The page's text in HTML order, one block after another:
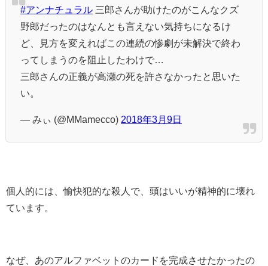
#アンナチュラル 三郎さんが助けたのがこんなクズ
野郎だったのはなんとも言えない気持ちになるけ
ど、見方を変えればこの連続の惨劇が未解決で終わ
ってしまうのを阻止したわけで…
三郎さんの正義が高瀬の死を許さなかったと思いた
い。
— みぃ (@MMamecco) 2018年3月9日
個人的には、愉快犯的な殺人で、頭はいいが精神的に壊れ
ています。
なぜ、あのアルファベットのカードを完成させたかったの